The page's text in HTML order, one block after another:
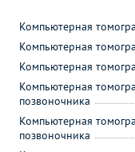
Компьютерная
Компьютерная
Компьютерная
Компьютерная
позвоночника
Компьютерная
позвоночника